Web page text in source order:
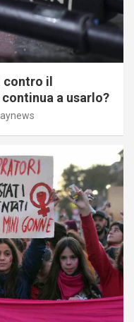
contro il
a usarlo?